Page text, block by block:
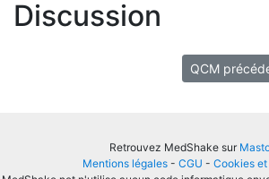
Discussion
QCM
Retrouvez MedShake sur
Mentions légales - CGU - Cookies